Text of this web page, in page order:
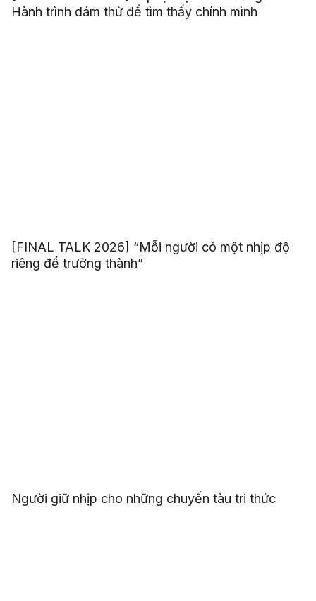
Hành trình dám thử để tìm thấy chính mình
[FINAL TALK 2026] “Mỗi người có một nhịp độ
riêng để trưởng thành”
Người giữ nhịp cho những chuyến tàu tri thức